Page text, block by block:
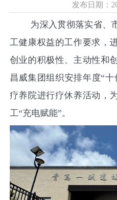
发布日期：
为深入贯彻落实省、
工健康权益的工作要求，
创业的积极性、主动性和
昌威集团组织安排年度“
疗养院进行疗休养活动，
工“充电赋能”。